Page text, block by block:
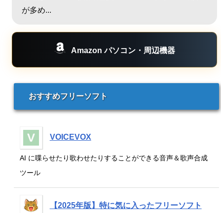
が多め...
Amazon パソコン・周辺機器
おすすめフリーソフト
VOICEVOX
AI に喋らせたり歌わせたりすることができる音声＆歌声合成
ツール
【2025年版】特に気に入ったフリーソフト